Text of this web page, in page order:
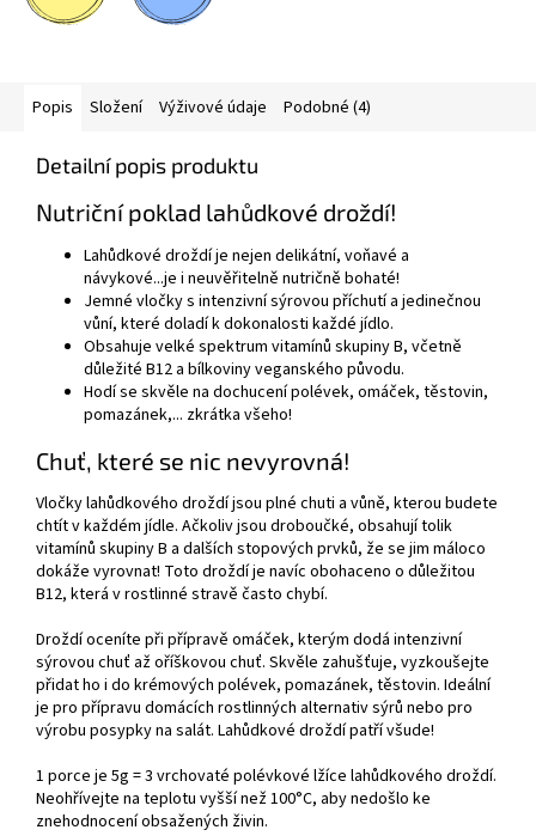
Popis Složení Výživové údaje Podobné (4)
Detailní popis produktu
Nutriční poklad lahůdkové droždí!
Lahůdkové droždí je nejen delikátní, voňavé a
návykové...je i neuvěřitelně nutričně bohaté!
Jemné vločky s intenzivní sýrovou příchutí a jedinečnou
vůní, které doladí k dokonalosti každé jídlo.
Obsahuje velké spektrum vitamínů skupiny B, včetně
důležité B12 a bílkoviny veganského původu.
Hodí se skvěle na dochucení polévek, omáček, těstovin,
pomazánek,... zkrátka všeho!
Chuť, které se nic nevyrovná!
Vločky lahůdkového droždí jsou plné chuti a vůně, kterou budete
chtít v každém jídle. Ačkoliv jsou droboučké, obsahují tolik
vitamínů skupiny B a dalších stopových prvků, že se jim máloco
dokáže vyrovnat! Toto droždí je navíc obohaceno o důležitou
B12, která v rostlinné stravě často chybí.
Droždí oceníte při přípravě omáček, kterým dodá intenzivní
sýrovou chuť až oříškovou chuť. Skvěle zahušťuje, vyzkoušejte
přidat ho i do krémových polévek, pomazánek, těstovin. Ideální
je pro přípravu domácích rostlinných alternativ sýrů nebo pro
výrobu posypky na salát. Lahůdkové droždí patří všude!
1 porce je 5g = 3 vrchovaté polévkové lžíce lahůdkového droždí.
Neohřívejte na teplotu vyšší než 100°C, aby nedošlo ke
znehodnocení obsažených živin.